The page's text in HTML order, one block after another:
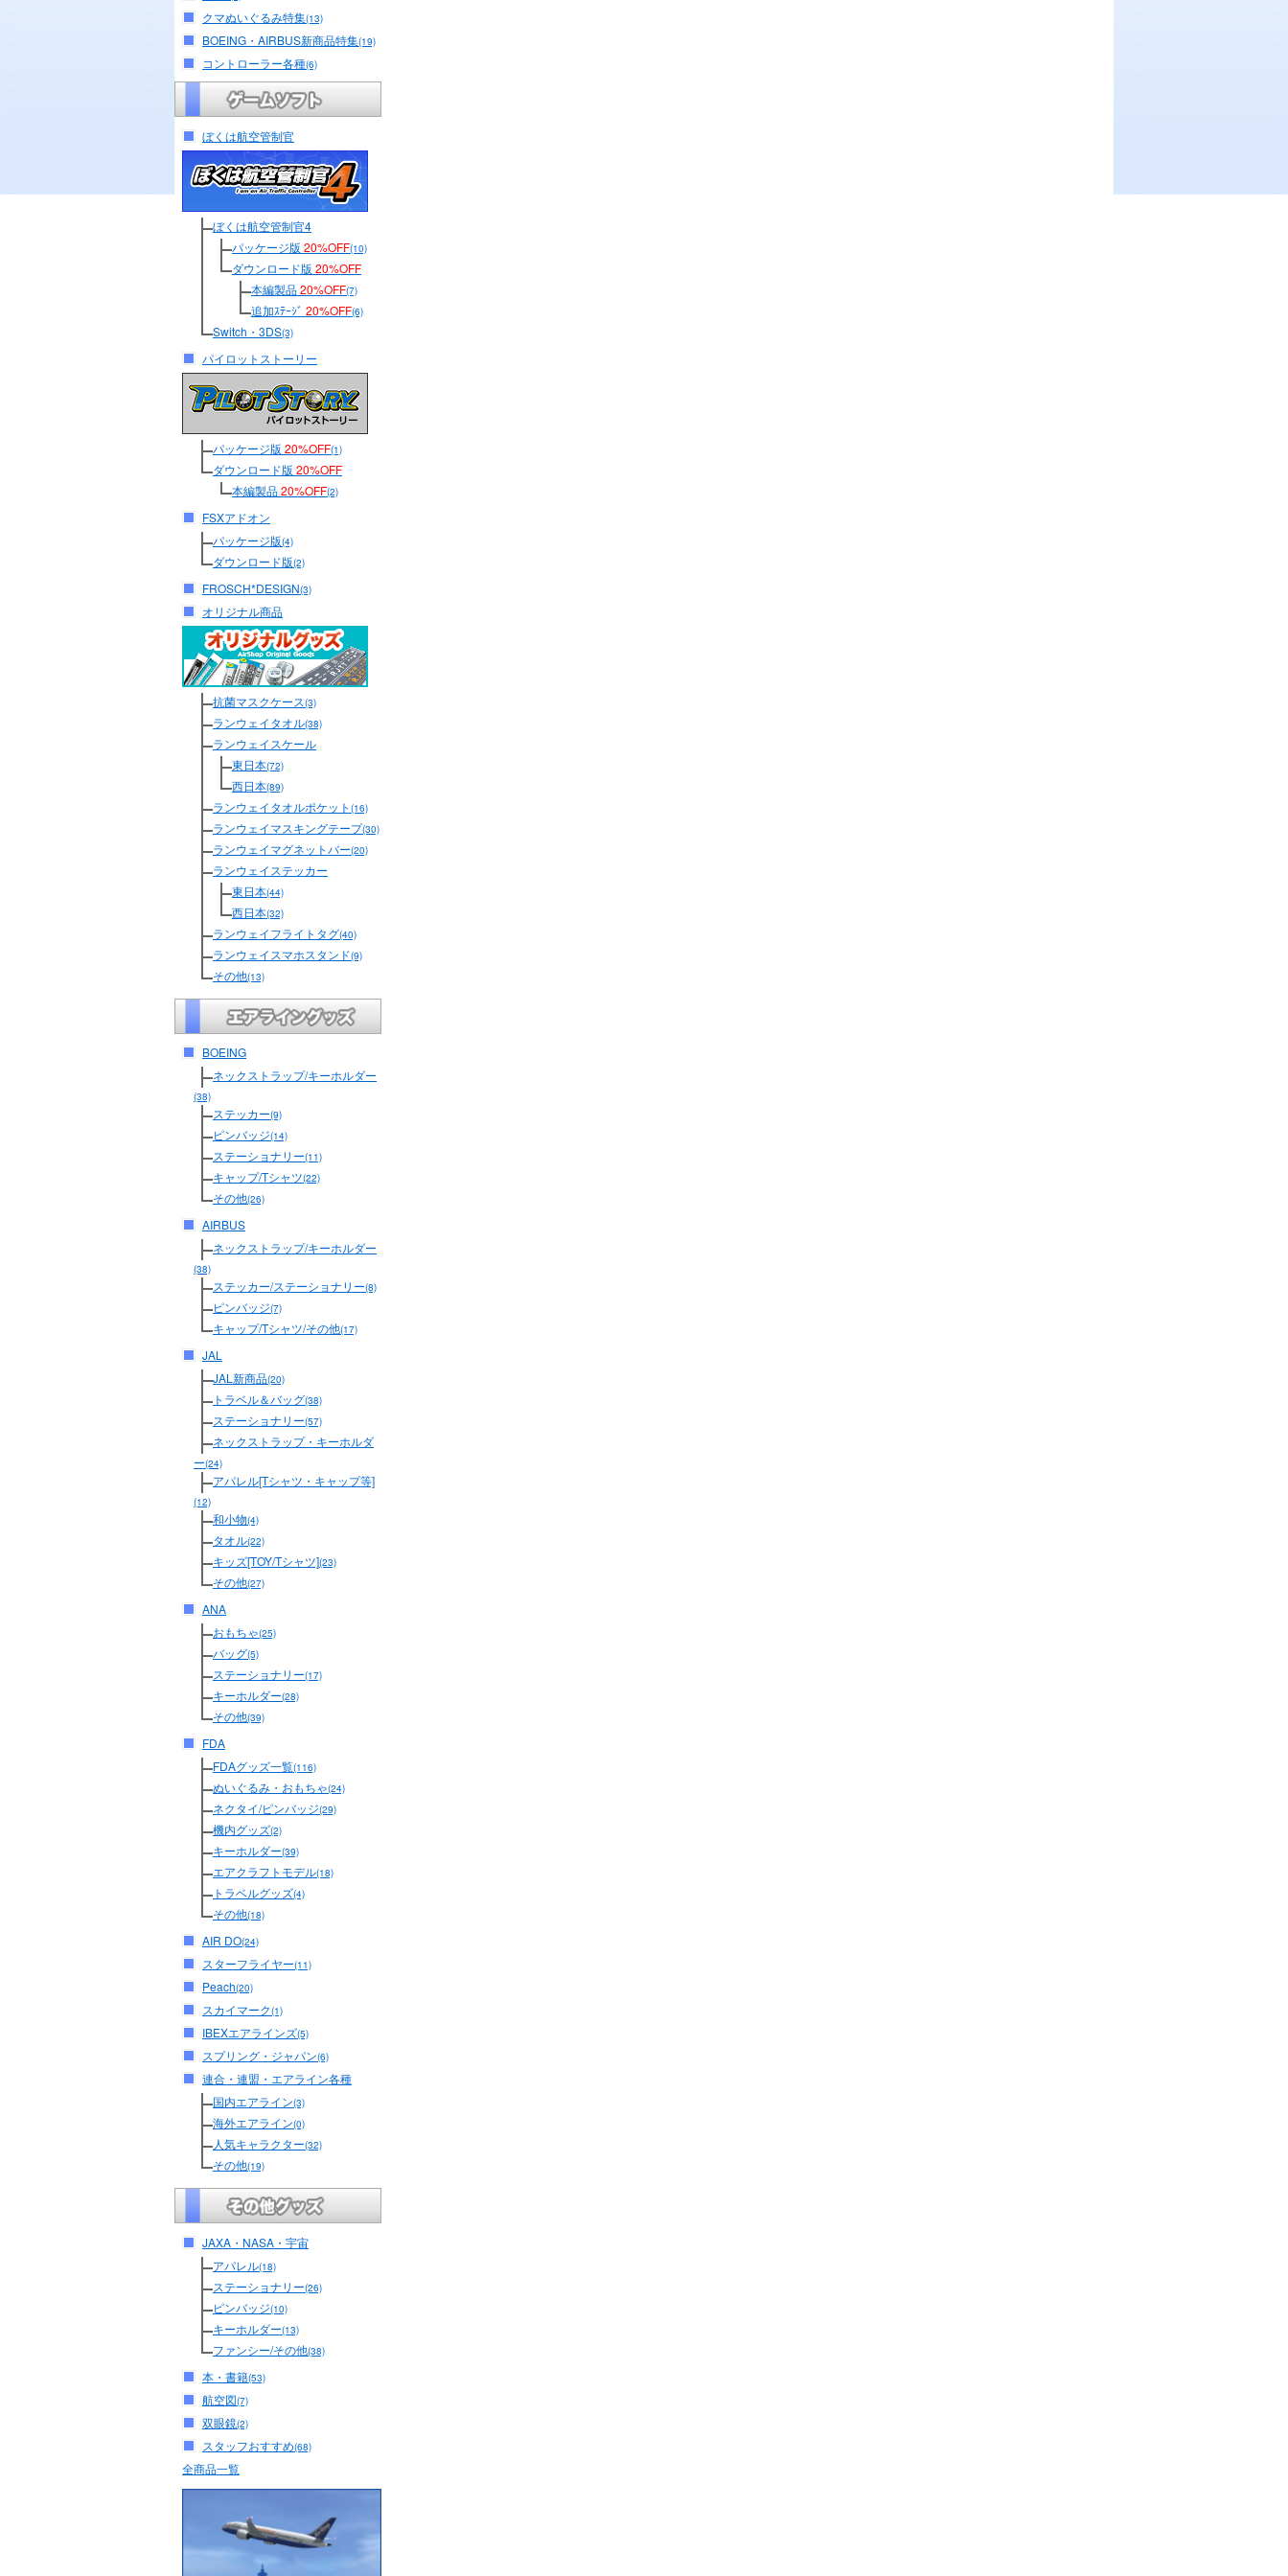
クマぬいぐるみ特集(13)
BOEING・AIRBUS新商品特集(19)
コントローラー各種(6)
ぼくは航空管制官
ぼくは航空管制官4
パッケージ版 20%OFF(10)
ダウンロード版 20%OFF
本編製品20%OFF(7)
追加ｽﾃｰｼﾞ 20%OFF(6)
Switch・3DS(3)
パイロットストーリー
パッケージ版 20%OFF(1)
ダウンロード版 20%OFF
本編製品20%OFF(2)
FSXアドオン
パッケージ版(4)
ダウンロード版(2)
FROSCH*DESIGN(3)
オリジナル商品
抗菌マスクケース(3)
ランウェイタオル(38)
ランウェイスケール
東日本(72)
西日本(89)
ランウェイタオルポケット (16)
ランウェイマスキングテープ(30)
ランウェイマグネットバー(20)
ランウェイステッカー
東日本(44)
西日本(32)
ランウェイフライトタグ(40)
ランウェイスマホスタンド(9)
その他(13)
BOEING
ネックストラップ/キーホルダー
(38)
ステッカー(9)
ピンバッジ(14)
ステーショナリー(11)
キャップ/Tシャツ(22)
その他(26)
AIRBUS
ネックストラップ/キーホルダー
(38)
ステッカー/ステーショナリー(8)
ピンバッジ(7)
キャップ/Tシャツ/その他(17)
JAL
JAL新商品(20)
トラベル＆バッグ(38)
ステーショナリー(57)
ネックストラップ・キーホルダ
ー(24)
アパレル[Tシャツ・キャップ等]
(12)
和小物(4)
タオル(22)
キッズ[TOY/Tシャツ](23)
その他(27)
ANA
おもちゃ(25)
バッグ(5)
ステーショナリー(17)
キーホルダー(28)
その他(39)
FDA
FDAグッズ一覧(116)
ぬいぐるみ・おもちゃ(24)
ネクタイ/ピンバッジ(29)
機内グッズ(2)
キーホルダー(39)
エアクラフトモデル(18)
トラベルグッズ(4)
その他(18)
AIR DO(24)
スターフライヤー(11)
Peach(20)
スカイマーク(1)
IBEXエアラインズ(5)
スプリング・ジャパン(6)
連合・連盟・エアライン各種
国内エアライン(3)
海外エアライン(0)
人気キャラクター(32)
その他(19)
JAXA・NASA・宇宙
アパレル(18)
ステーショナリー(26)
ピンバッジ(10)
キーホルダー(13)
ファンシー/その他(38)
本・書籍(53)
航空図(7)
双眼鏡(2)
スタッフおすすめ(68)
全商品一覧